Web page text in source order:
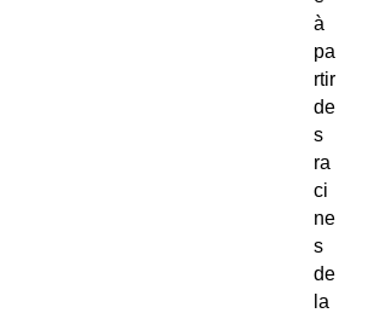
à
pa
rtir
de
s
ra
ci
ne
s
de
la